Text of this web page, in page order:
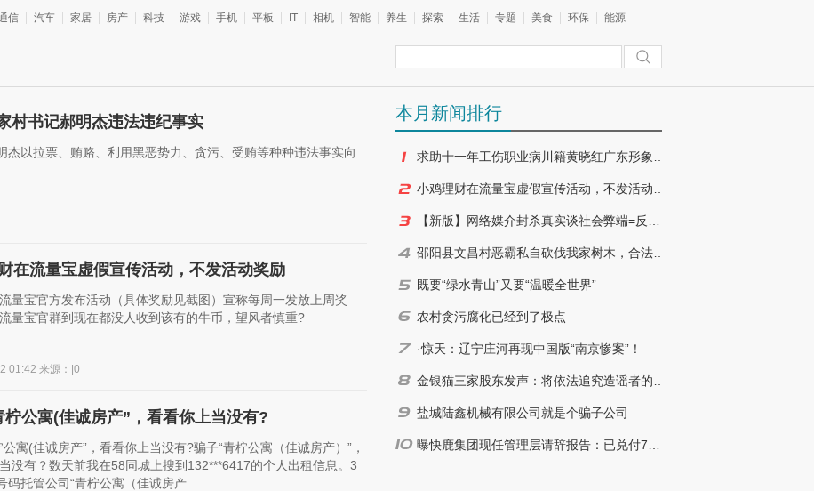
信 汽车 家居 房产 科技 游戏 手机 平板 IT 相机 智能 养生 探索 生活 专题 美食 环保 能源
村书记郝明杰违法违纪事实
以拉票、贿赂、利用黑恶势力、贪污、受贿等种种违法事实向
在流量宝虚假宣传活动，不发活动奖励
量宝官方发布活动（具体奖励见截图）宣称每周一发放上周奖
量宝官群到现在都没人收到该有的牛币，望风者慎重?
01:42 来源：|0
柠公寓(佳诚房产”，看看你上当没有?
公寓(佳诚房产”，看看你上当没有?骗子“青柠公寓（佳诚房产）”，
没有？数天前我在58同城上搜到132***6417的个人出租信息。3
码托管公司“青柠公寓（佳诚房产...
本月新闻排行
既要“绿水青山”又要“温暖全世界”
农村贪污腐化已经到了极点
·惊天：辽宁庄河再现中国版“南京惨案”！
盐城陆鑫机械有限公司就是个骗子公司